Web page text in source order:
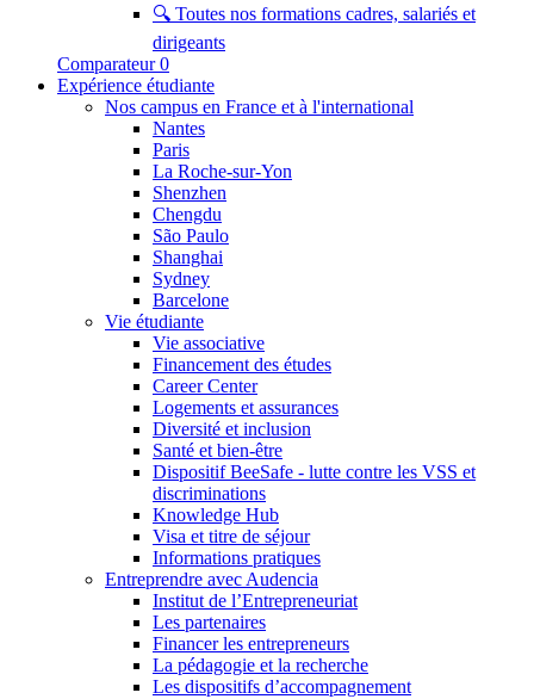
🔍 Toutes nos formations cadres, salariés et
dirigeants
Comparateur 0
Expérience étudiante
Nos campus en France et à l'international
Nantes
Paris
La Roche-sur-Yon
Shenzhen
Chengdu
São Paulo
Shanghai
Sydney
Barcelone
Vie étudiante
Vie associative
Financement des études
Career Center
Logements et assurances
Diversité et inclusion
Santé et bien-être
Dispositif BeeSafe - lutte contre les VSS et
discriminations
Knowledge Hub
Visa et titre de séjour
Informations pratiques
Entreprendre avec Audencia
Institut de l’Entrepreneuriat
Les partenaires
Financer les entrepreneurs
La pédagogie et la recherche
Les dispositifs d’accompagnement